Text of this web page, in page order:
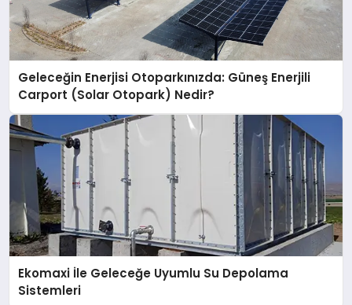
Geleceğin Enerjisi Otoparkınızda: Güneş Enerjili
Carport (Solar Otopark) Nedir?
Ekomaxi İle Geleceğe Uyumlu Su Depolama
Sistemleri